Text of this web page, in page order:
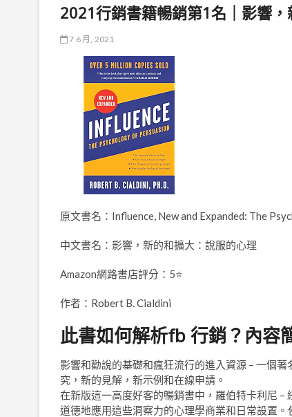
2021行銷書籍暢銷第1名｜影響
7 6 月, 2021
原文書名：Influence, New and Expanded: The
中文書名：影響，新的和擴大：說服的心理
Amazon網路書店評分：5⭐
作者：Robert B. Cialdini
此書如何解析fb 行銷？內容
影響和勸說的基礎和瘋狂流行的進入資源 – 一個
究，新的見解，新示例和在線申請。
在新版這一高度好客的暢銷書中，羅伯特卡利尼
道德地應用這些洞察力的心理學商業和日常設置